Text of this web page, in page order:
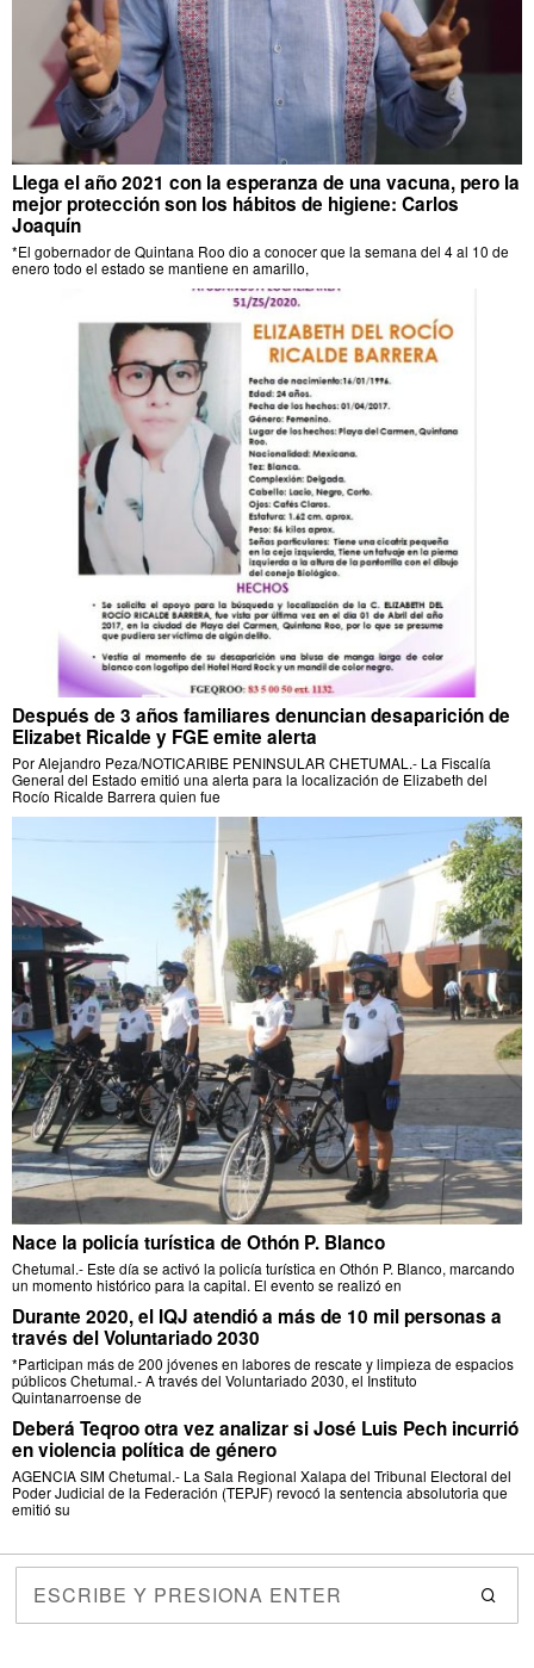
Llega el año 2021 con la esperanza de una vacuna, pero la
mejor protección son los hábitos de higiene: Carlos
Joaquín
*El gobernador de Quintana Roo dio a conocer que la semana del 4 al 10 de
enero todo el estado se mantiene en amarillo,
Después de 3 años familiares denuncian desaparición de
Elizabet Ricalde y FGE emite alerta
Por Alejandro Peza/NOTICARIBE PENINSULAR CHETUMAL.- La Fiscalía
General del Estado emitió una alerta para la localización de Elizabeth del
Rocío Ricalde Barrera quien fue
Nace la policía turística de Othón P. Blanco
Chetumal.- Este día se activó la policía turística en Othón P. Blanco, marcando
un momento histórico para la capital. El evento se realizó en
Durante 2020, el IQJ atendió a más de 10 mil personas a
través del Voluntariado 2030
*Participan más de 200 jóvenes en labores de rescate y limpieza de espacios
públicos Chetumal.- A través del Voluntariado 2030, el Instituto
Quintanarroense de
Deberá Teqroo otra vez analizar si José Luis Pech incurrió
en violencia política de género
AGENCIA SIM Chetumal.- La Sala Regional Xalapa del Tribunal Electoral del
Poder Judicial de la Federación (TEPJF) revocó la sentencia absolutoria que
emitió su